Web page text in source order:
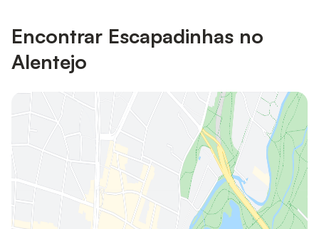
Encontrar Escapadinhas no
Alentejo